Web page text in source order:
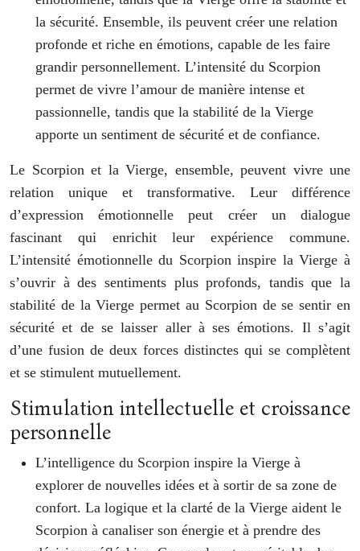
la sécurité. Ensemble, ils peuvent créer une relation
profonde et riche en émotions, capable de les faire
grandir personnellement. L’intensité du Scorpion
permet de vivre l’amour de manière intense et
passionnelle, tandis que la stabilité de la Vierge
apporte un sentiment de sécurité et de confiance.
Le Scorpion et la Vierge, ensemble, peuvent vivre une
relation unique et transformative. Leur différence
d’expression émotionnelle peut créer un dialogue
fascinant qui enrichit leur expérience commune.
L’intensité émotionnelle du Scorpion inspire la Vierge à
s’ouvrir à des sentiments plus profonds, tandis que la
stabilité de la Vierge permet au Scorpion de se sentir en
sécurité et de se laisser aller à ses émotions. Il s’agit
d’une fusion de deux forces distinctes qui se complètent
et se stimulent mutuellement.
Stimulation intellectuelle et croissance
personnelle
L’intelligence du Scorpion inspire la Vierge à
explorer de nouvelles idées et à sortir de sa zone de
confort. La logique et la clarté de la Vierge aident le
Scorpion à canaliser son énergie et à prendre des